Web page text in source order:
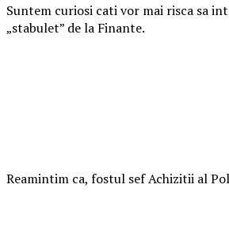
Suntem curiosi cati vor mai risca sa
„stabulet” de la Finante.
Reamintim ca, fostul sef Achizitii al